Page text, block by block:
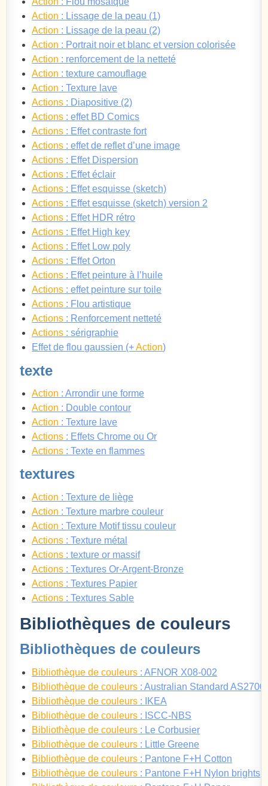
Action : Lissage de la peau (1)
Action : Lissage de la peau (2)
Action : Portrait noir et blanc et version colorisée
Action : renforcement de la netteté
Action : texture camouflage
Action : Texture lave
Actions : Diapositive (2)
Actions : effet BD Comics
Actions : Effet contraste fort
Actions : effet de reflet d’une image
Actions : Effet Dispersion
Actions : Effet éclair
Actions : Effet esquisse (sketch)
Actions : Effet esquisse (sketch) version 2
Actions : Effet HDR rétro
Actions : Effet High key
Actions : Effet Low poly
Actions : Effet Orton
Actions : Effet peinture à l’huile
Actions : effet peinture sur toile
Actions : Flou artistique
Actions : Renforcement netteté
Actions : sérigraphie
Effet de flou gaussien (+Action)
texte
Action : Arrondir une forme
Action : Double contour
Action : Texture lave
Actions : Effets Chrome ou Or
Actions : Texte en flammes
textures
Action : Texture de liège
Action : Texture marbre couleur
Action : Texture Motif tissu couleur
Actions : Texture métal
Actions : texture or massif
Actions : Textures Or-Argent-Bronze
Actions : Textures Papier
Actions : Textures Sable
Bibliothèques de couleurs
Bibliothèques de couleurs
Bibliothèque de couleurs : AFNOR X08-002
Bibliothèque de couleurs : Australian Standard AS2700
Bibliothèque de couleurs : IKEA
Bibliothèque de couleurs : ISCC-NBS
Bibliothèque de couleurs : Le Corbusier
Bibliothèque de couleurs : Little Greene
Bibliothèque de couleurs : Pantone F+H Cotton
Bibliothèque de couleurs : Pantone F+H Nylon brights